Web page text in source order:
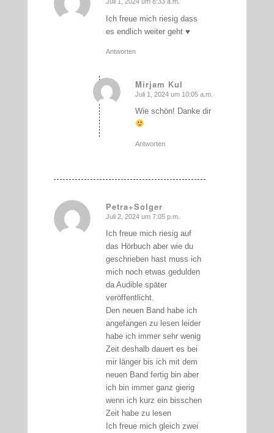
sagte:
Juli 1, 2024 um 8:33 a.m.
Ich freue mich riesig dass
es endlich weiter geht ♥️
Antworten
Mirjam Kul
sagte:
Juli 1, 2024 um 10:05 a.m.
Wie schön! Danke dir
Antworten
Petra+Solger
sagte:
Juli 2, 2024 um 7:05 p.m.
Ich freue mich riesig auf
das Hörbuch aber wie du
geschrieben hast muss ich
mich noch etwas gedulden
da Audible später
veröffentlicht.
Den neuen Band habe ich
angefangen zu lesen leider
habe ich immer sehr wenig
Zeit deshalb dauert es bei
mir länger bis ich mit dem
neuen Band fertig bin aber
ich bin immer ganz gierig
wenn ich kurz ein bisschen
Zeit habe zu lesen
Ich freue mich gleich zwei